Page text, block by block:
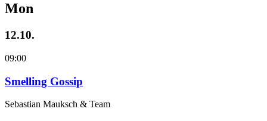
Mon
12.10.
09:00
Smelling Gossip
Sebastian Mauksch & Team